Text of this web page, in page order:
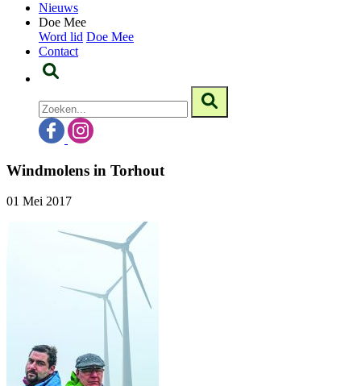
Nieuws
Doe Mee
Word lid Doe Mee
Contact
Windmolens in Torhout
01 Mei 2017